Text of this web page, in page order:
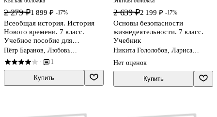
2 279 ₽1 899 ₽ -17%
Всеобщая история. История
Нового времени. 7 класс.
Учебное пособие для
общеобразовательных
организаций
Пётр Баранов, Любовь
Ванюшкина, Анна Юдовская
· 1
Купить
2 639 ₽2 199 ₽ -17%
Основы безопасности
жизнедеятельности. 7 класс.
Учебник
Никита Гололобов, Лариса
Хренников
Нет оценок
Купить